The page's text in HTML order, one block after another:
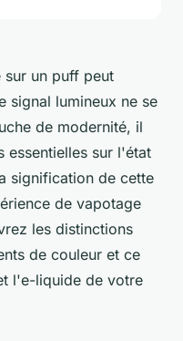
sur un puff peut
signal lumineux ne se
de modernité, il
essentielles sur l'état
signification de cette
de vapotage
les distinctions
de couleur et ce
l'e-liquide de votre